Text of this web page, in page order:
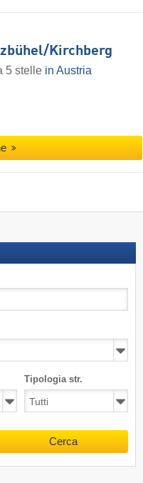
​Kirchberg
5 stelle in Austria
Tipologia str.
Cerca